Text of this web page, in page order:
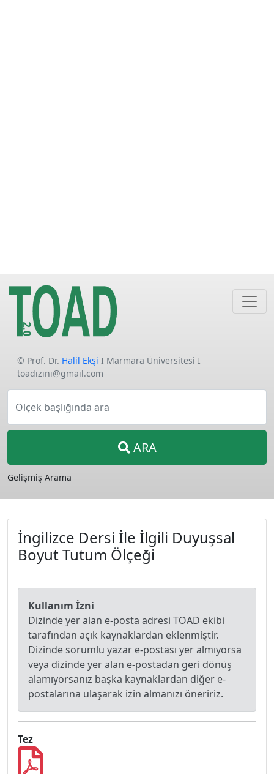
© Prof. Dr. Halil Ekşi I Marmara Üniversitesi I
toadizini@gmail.com
Ölçek başlığında ara
ARA
Gelişmiş Arama
İngilizce Dersi İle İlgili Duyuşsal
Boyut Tutum Ölçeği
Kullanım İzni
Dizinde yer alan e-posta adresi TOAD ekibi
tarafından açık kaynaklardan eklenmiştir.
Dizinde sorumlu yazar e-postası yer almıyorsa
veya dizinde yer alan e-postadan geri dönüş
alamıyorsanız başka kaynaklardan diğer e-
postalarına ulaşarak izin almanızı öneririz.
Tez